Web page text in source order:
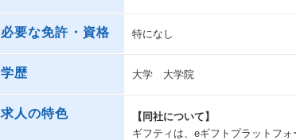
必要な免許・資格 特になし
学歴 大学 大学院
求人の特色
【同社について】
ギフティは、eギフトプラットフ